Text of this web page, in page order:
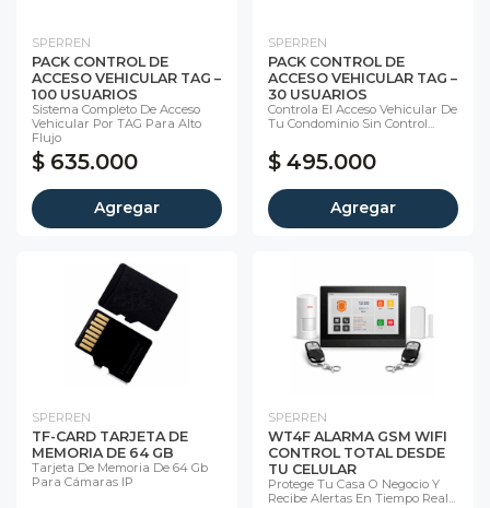
SPERREN
PACK CONTROL DE
ACCESO VEHICULAR TAG –
100 USUARIOS
Sistema Completo De Acceso
Vehicular Por TAG Para Alto
Flujo
$ 635.000
Agregar
SPERREN
PACK CONTROL DE
ACCESO VEHICULAR TAG –
30 USUARIOS
Controla El Acceso Vehicular De
Tu Condominio Sin Control...
$ 495.000
Agregar
SPERREN
TF-CARD TARJETA DE
MEMORIA DE 64 GB
Tarjeta De Memoria De 64 Gb
Para Cámaras IP
SPERREN
WT4F ALARMA GSM WIFI
CONTROL TOTAL DESDE
TU CELULAR
Protege Tu Casa O Negocio Y
Recibe Alertas En Tiempo Real...